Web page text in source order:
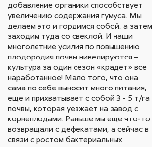
добавление органики способствует
увеличению содержания гумуса. Мы
делаем это и гордимся собой, а затем
заходим туда со свеклой. И наши
многолетние усилия по повышению
плодородия почвы нивелируются –
культура за один сезон «крадет» все
наработанное! Мало того, что она
сама по себе выносит много питания,
еще и прихватывает с собой 3 - 5 т/га
почвы, которая уезжает на завод с
корнеплодами. Раньше мы еще что-то
возвращали с дефекатами, а сейчас в
связи с ростом бактериальных